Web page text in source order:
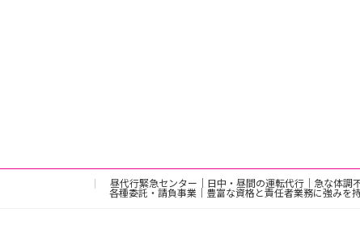
昼代行緊急センター｜日中・昼間の運転代行｜急な体調
各種委託・請負事業｜豊富な資格と責任者業務に強みを